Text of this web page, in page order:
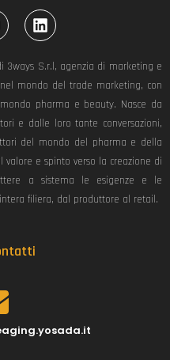
L
i
n
k
e
d
i
n
3ways S.r.l, agenzia di marketing e
mondo del trade marketing, con
pharma e beauty. Nasce da
e dalle loro tante conversazioni,
del mondo del pharma e della
valore e spinto verso la creazione di
a sistema le esigenze e le
filiera, dal produttore al retail.